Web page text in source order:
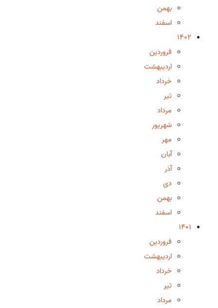
بهمن
اسفند
1402
فروردین
اردیبهشت
خرداد
تیر
مرداد
شهریور
مهر
آبان
آذر
دی
بهمن
اسفند
1401
فروردین
اردیبهشت
خرداد
تیر
مرداد